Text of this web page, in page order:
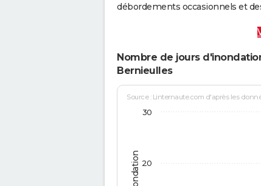
débordements occasionnels et
Nombre de jours
Bernieulles
Source : Linternaute.com d'après les
20
30